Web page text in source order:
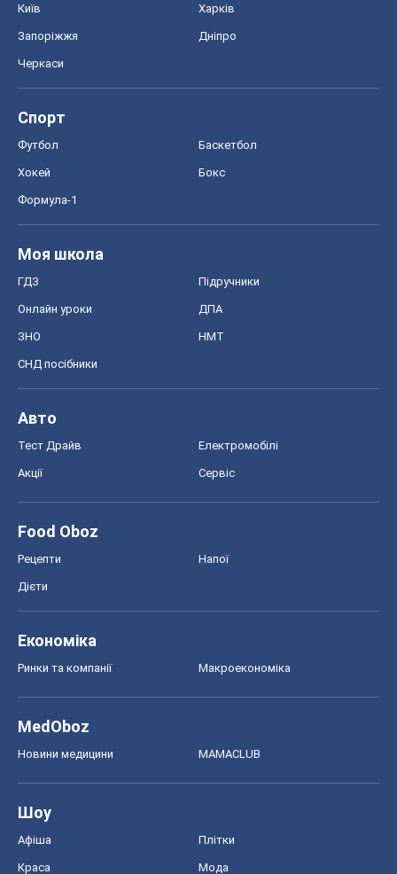
Київ Харків
Запоріжжя Дніпро
Черкаси
Спорт
Футбол Баскетбол
Хокей Бокс
Формула-1
Моя школа
ГДЗ Підручники
Онлайн уроки ДПА
ЗНО НМТ
СНД посібники
Авто
Тест Драйв Електромобілі
Акції Сервіс
Food Oboz
Рецепти Напої
Дієти
Економіка
Ринки та компанії Макроекономіка
MedOboz
Новини медицини MAMACLUB
Шоу
Афіша Плітки
Краса Мода